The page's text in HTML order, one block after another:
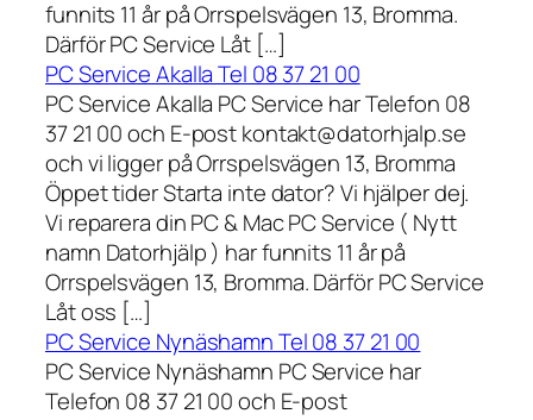
funnits 11 år på Orrspelsvägen 13, Bromma.
Därför PC Service Låt […]
PC Service Akalla Tel 08 37 21 00
PC Service Akalla PC Service har Telefon 08
37 21 00 och E-post kontakt@datorhjalp.se
och vi ligger på Orrspelsvägen 13, Bromma
Öppet tider Starta inte dator? Vi hjälper dej.
Vi reparera din PC & Mac PC Service ( Nytt
namn Datorhjälp ) har funnits 11 år på
Orrspelsvägen 13, Bromma. Därför PC Service
Låt oss […]
PC Service Nynäshamn Tel 08 37 21 00
PC Service Nynäshamn PC Service har
Telefon 08 37 21 00 och E-post